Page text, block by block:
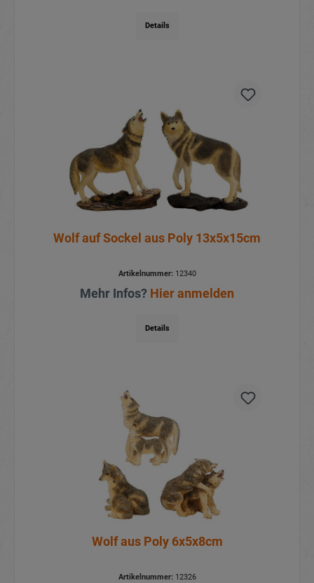
Details
Wolf auf Sockel aus Poly 13x5x15cm
Artikelnummer:12340
Mehr Infos? Hier anmelden
Details
Wolf aus Poly 6x5x8cm
Artikelnummer:12326